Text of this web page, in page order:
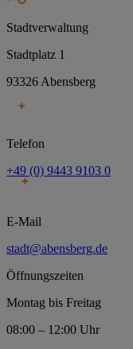
Stadtverwaltung
Stadtplatz 1
93326 Abensberg
Telefon
+49 (0) 9443 9103 0
E-Mail
stadt@abensberg.de
Öffnungszeiten
Montag bis Freitag
08:00 – 12:00 Uhr